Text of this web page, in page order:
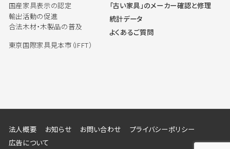
国産家具表示の認定
輸出活動の促進
合法木材・木製品の普及
東京国際家具見本市（IFFT）
「古い家具」のメーカー確認と修理
統計データ
よくあるご質問
法人概要 お知らせ お問い合わせ
プライバシーポリシー
広告について